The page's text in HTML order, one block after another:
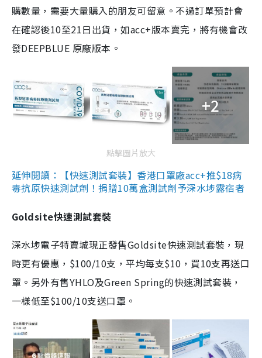
購數量，需要大量購入的朋友可留意。不過訂單預計會
在確認後10至21日出貨，如acc+版本賣完，將有機會改
發DEEPBLUE 原廠版本。
+2
點擊圖片放大
延伸閱讀：【快速測試套裝】香港口罩廠acc+推$18病
毒抗原快速測試劑！捐贈10萬盒測試劑予深水埗露宿者
Goldsite快速測試套裝
深水埗電子特賣城現正發售Goldsite快速測試套裝，現
時更有優惠，$100/10支，平均每支$10，買10支再送口
罩。另外有售YHLO及Green Spring的快速測試套裝，
一樣低至$100/10支送口罩。